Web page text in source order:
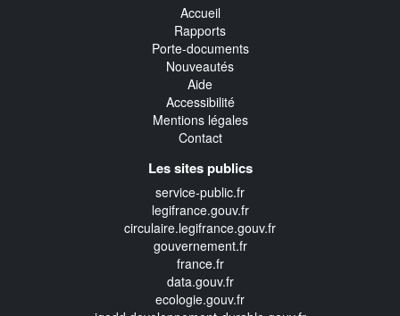
Accueil
Rapports
Porte-documents
Nouveautés
Aide
Accessibilité
Mentions légales
Contact
Les sites publics
service-public.fr
legifrance.gouv.fr
circulaire.legifrance.gouv.fr
gouvernement.fr
france.fr
data.gouv.fr
ecologie.gouv.fr